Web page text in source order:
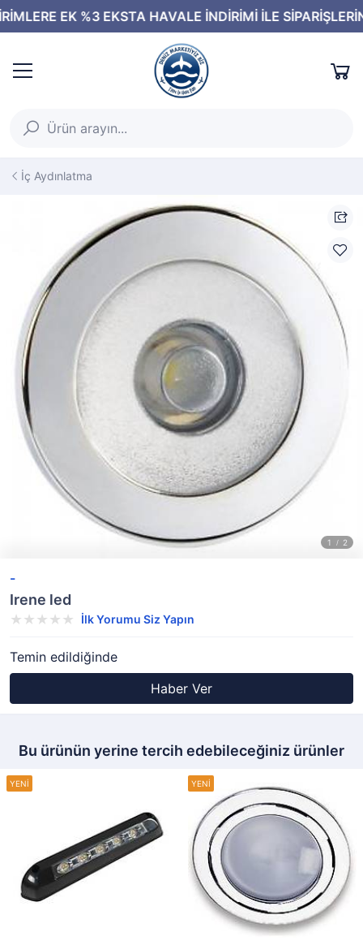
İç Aydınlatma
-
Irene led
İlk Yorumu Siz Yapın
Temin edildiğinde
Haber Ver
Bu ürünün yerine tercih edebileceğiniz ürünler